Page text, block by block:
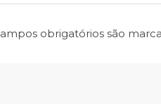
obrigatórios são